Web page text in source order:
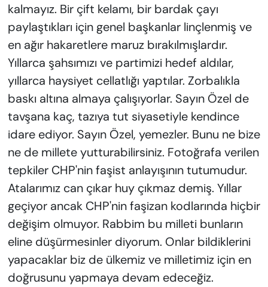
kalmayız. Bir çift kelamı, bir bardak çayı
paylaştıkları için genel başkanlar linçlenmiş ve
en ağır hakaretlere maruz bırakılmışlardır.
Yıllarca şahsımızı ve partimizi hedef aldılar,
yıllarca haysiyet cellatlığı yaptılar. Zorbalıkla
baskı altına almaya çalışıyorlar. Sayın Özel de
tavşana kaç, tazıya tut siyasetiyle kendince
idare ediyor. Sayın Özel, yemezler. Bunu ne bize
ne de millete yutturabilirsiniz. Fotoğrafa verilen
tepkiler CHP'nin faşist anlayışının tutumudur.
Atalarımız can çıkar huy çıkmaz demiş. Yıllar
geçiyor ancak CHP'nin faşizan kodlarında hiçbir
değişim olmuyor. Rabbim bu milleti bunların
eline düşürmesinler diyorum. Onlar bildiklerini
yapacaklar biz de ülkemiz ve milletimiz için en
doğrusunu yapmaya devam edeceğiz.